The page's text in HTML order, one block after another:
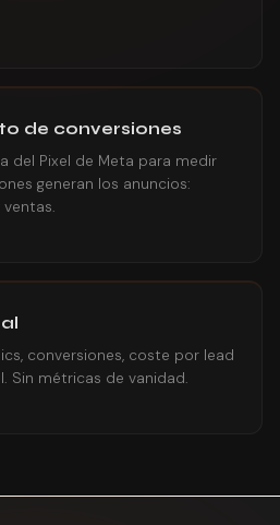
de conversiones
del Pixel de Meta para medir
generan los anuncios:
conversiones, coste por lead
Sin métricas de vanidad.